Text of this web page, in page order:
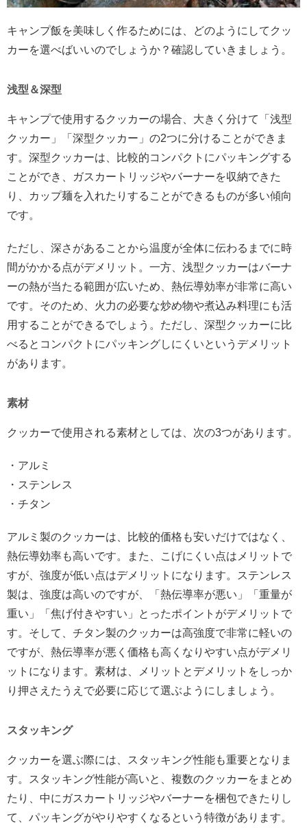
キャンプ飯を美味しく作るためには、どのようにしてクッ
カーを選べばいいのでしょうか？確認していきましょう。
浅型＆深型
キャンプで使用するクッカーの場合、大きく分けて「浅型
クッカー」「深型クッカー」の2つに分けることができま
す。深型クッカーは、比較的コンパクトにパッキングする
ことができ、ガスカートリッジやバーナーを収納できた
り、カップ麺を入れたりすることができるものが多い傾向
です。
ただし、深さがあることから温度が全体に伝わるまでに時
間がかかる点がデメリット。一方、浅型クッカーはバーナ
ーの熱が当たる範囲が広いため、熱伝導効率が非常に高い
です。そのため、火力の必要な炒め物や煮込み料理にも活
用することができるでしょう。ただし、深型クッカーに比
べるとコンパクトにパッキングしにくいというデメリット
があります。
素材
クッカーで使用される素材としては、次の3つがあります。
・アルミ
・ステンレス
・チタン
アルミ製のクッカーは、比較的価格も安いだけではなく、
熱伝導効率も高いです。また、こげにくい点はメリットで
すが、強度が低い点はデメリットになります。ステンレス
製は、強度は高いのですが、「熱伝導率が悪い」「重量が
重い」「焦げ付きやすい」とったポイントがデメリットで
す。そして、チタン製のクッカーは高強度で非常に軽いの
ですが、熱伝導率が悪く価格も高くなりやすい点がデメリ
ットになります。素材は、メリットとデメリットをしっか
り押さえたうえで必要に応じて選ぶようにしましょう。
スタッキング
クッカーを選ぶ際には、スタッキング性能も重要となりま
す。スタッキング性能が高いと、複数のクッカーをまとめ
たり、中にガスカートリッジやバーナーを梱包できたりし
て、パッキングがやりやすくなるという特徴があります。